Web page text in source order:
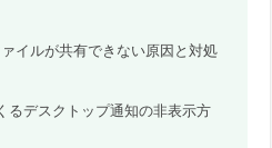
イルが共有できない原因と対処
るデスクトップ通知の非表示方